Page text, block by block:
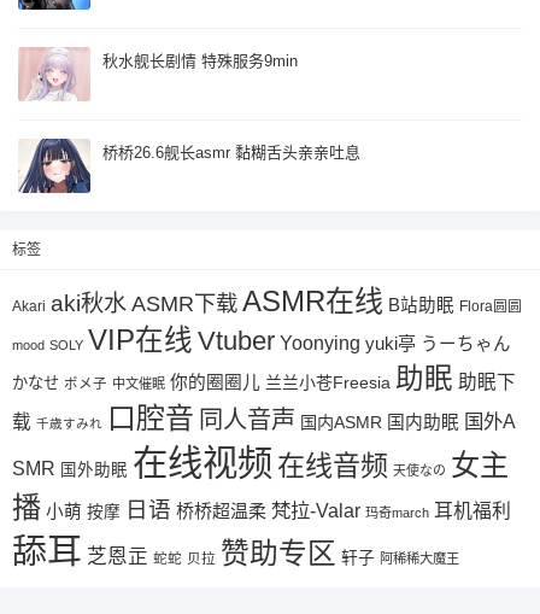
秋水舰长剧情 特殊服务9min
桥桥26.6舰长asmr 黏糊舌头亲亲吐息
标签
Akari aki秋水ASMR下载ASMR在线 B站助眠 Flora圆圆
mood SOLY VIP在线 Vtuber Yoonying yuki亭 うーちゃん
かなせ ポメ子 中文催眠 你的圈圈儿 兰兰小苍Freesia 助眠 助眠下
载 千歳すみれ 口腔音 同人音声 国内ASMR 国内助眠 国外A
SMR 国外助眠 在线视频 在线音频 天使なの 女主
播 小萌 按摩 日语 桥桥超温柔 梵拉-Valar 玛奇march 耳机福利
舔耳 芝恩㱏 蛇蛇 贝拉 赞助专区 轩子 阿稀稀大魔王